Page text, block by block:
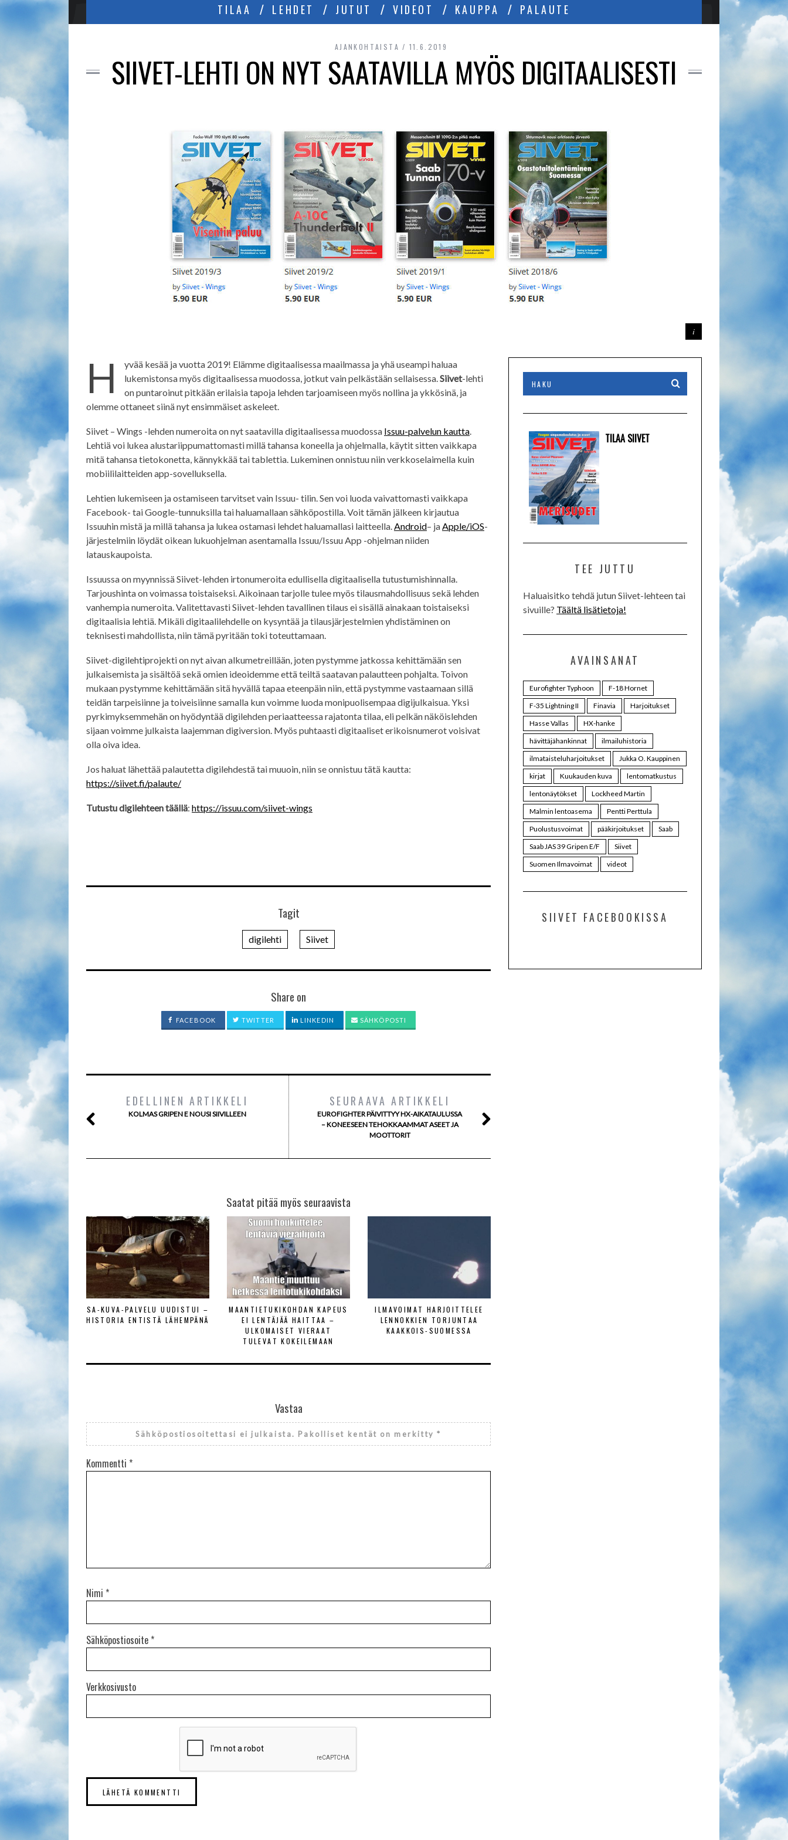
TILAA LEHDET JUTUT VIDEOT KAUPPA PALAUTE
AJANKOHTAISTA 11.6.2019
SIIVET-LEHTI ON NYT SAATAVILLA MYÖS DIGITAALISESTI
H
yvää kesää ja vuotta 2019! Elämme digitaalisessa maailmassa ja yhä useampi haluaa
lukemistonsa myös digitaalisessa muodossa, jotkut vain pelkästään sellaisessa.Siivet-lehti
on puntaroinut pitkään erilaisia tapoja lehden tarjoamiseen myös nollina ja ykkösinä, ja
olemme ottaneet siinä nyt ensimmäiset askeleet.
Siivet – Wings -lehden numeroita on nyt saatavilla digitaalisessa muodossa Issuu-palvelun kautta.
Lehtiä voi lukea alustariippumattomasti millä tahansa koneella ja ohjelmalla, käytit sitten vaikkapa
mitä tahansa tietokonetta, kännykkää tai tablettia. Lukeminen onnistuu niin verkkoselaimella kuin
mobiililaitteiden app-sovelluksella.
Lehtien lukemiseen ja ostamiseen tarvitset vain Issuu- tilin. Sen voi luoda vaivattomasti vaikkapa
Facebook- tai Google-tunnuksilla tai haluamallaan sähköpostilla. Voit tämän jälkeen kirjautua
Issuuhin mistä ja millä tahansa ja lukea ostamasi lehdet haluamallasi laitteella.Android– jaApple/iOS-
järjestelmiin löydät oikean lukuohjelman asentamalla Issuu/Issuu App -ohjelman niiden
latauskaupoista.
Issuussa on myynnissä Siivet-lehden irtonumeroita edullisella digitaalisella tutustumishinnalla.
Tarjoushinta on voimassa toistaiseksi. Aikoinaan tarjolle tulee myös tilausmahdollisuus sekä lehden
vanhempia numeroita. Valitettavasti Siivet-lehden tavallinen tilaus ei sisällä ainakaan toistaiseksi
digitaalisia lehtiä. Mikäli digitaalilehdelle on kysyntää ja tilausjärjestelmien yhdistäminen on
teknisesti mahdollista, niin tämä pyritään toki toteuttamaan.
Siivet-digilehtiprojekti on nyt aivan alkumetreillään, joten pystymme jatkossa kehittämään sen
julkaisemista ja sisältöä sekä omien ideoidemme että teiltä saatavan palautteen pohjalta. Toivon
mukaan pystymme kehittämään sitä hyvällä tapaa eteenpäin niin, että pystymme vastaamaan sillä
teidän tarpeisiinne ja toiveisiinne samalla kun voimme luoda monipuolisempaa digijulkaisua. Yksi
pyrkimyksemmehän on hyödyntää digilehden periaatteessa rajatonta tilaa, eli pelkän näköislehden
sijaan voimme julkaista laajemman digiversion. Myös puhtaasti digitaaliset erikoisnumerot voisivat
olla oiva idea.
Jos haluat lähettää palautetta digilehdestä tai muuoin, niin se onnistuu tätä kautta:
https://siivet.fi/palaute/
Tutustu digilehteen täällä: https://issuu.com/siivet-wings
Tagit
digilehti Siivet
Share on
FACEBOOK TWITTER LINKEDIN SÄHKÖPOSTI
EDELLINEN ARTIKKELI
KOLMAS GRIPEN E NOUSI SIIVILLEEN
SEURAAVA ARTIKKELI
EUROFIGHTER PÄIVITTYY HX-AIKATAULUSSA
– KONEESEEN TEHOKKAAMMAT ASEET JA
MOOTTORIT
Saatat pitää myös seuraavista
SA-KUVA-PALVELU UUDISTUI –
HISTORIA ENTISTÄ LÄHEMPÄNÄ
MAANTIETUKIKOHDAN KAPEUS
EI LENTÄJÄÄ HAITTAA –
ULKOMAISET VIERAAT
TULEVAT KOKEILEMAAN
ILMAVOIMAT HARJOITTELEE
LENNOKKIEN TORJUNTAA
KAAKKOIS-SUOMESSA
Vastaa
Sähköpostiosoitettasi ei julkaista. Pakolliset kentät on merkitty*
Kommentti *
Nimi *
Sähköpostiosoite *
Verkkosivusto
TILAA SIIVET
TEE JUTTU
Haluaisitko tehdä jutun Siivet-lehteen tai
sivuille? Täältä lisätietoja!
AVAINSANAT
Eurofighter Typhoon
F-18 Hornet
F-35 Lightning II
Finavia
Harjoitukset
Hasse Vallas
HX-hanke
hävittäjähankinnat
ilmailuhistoria
ilmataisteluharjoitukset
Jukka O. Kauppinen
kirjat
Kuukauden kuva
lentomatkustus
lentonäytökset
Lockheed Martin
Malmin lentoasema
Pentti Perttula
Puolustusvoimat
pääkirjoitukset
Saab
Saab JAS 39 Gripen E/F
Siivet
Suomen Ilmavoimat
videot
SIIVET FACEBOOKISSA